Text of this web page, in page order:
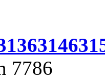
6314
7786